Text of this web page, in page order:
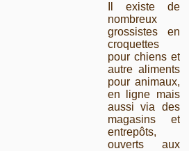
Il existe de
nombreux
grossistes en
croquettes
pour chiens et
autre aliments
pour animaux,
en ligne mais
aussi via des
magasins et
entrepôts,
ouverts aux